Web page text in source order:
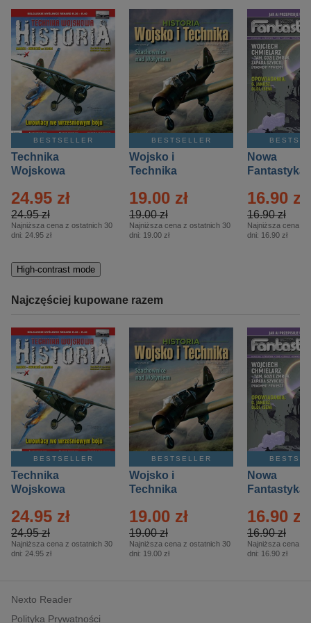
BESTSELLER
Technika
Wojskowa
– 2/2026
24.95 zł
24.95 zł
Najniższa cena z ostatnich 30
dni: 24.95 zł
BESTSELLER
Wojsko i
Technika
Specjalne –
Eprasa – 2/2026
19.00 zł
19.00 zł
Najniższa cena z ostatnich 30
dni: 19.00 zł
Nowa
Fantastyka
16.90 zł
16.90 zł
Najniższa cena z
dni: 16.90 zł
High-contrast mode
Najczęściej kupowane razem
BESTSELLER
Technika
Wojskowa
– 2/2026
24.95 zł
24.95 zł
Najniższa cena z ostatnich 30
dni: 24.95 zł
BESTSELLER
Wojsko i
Technika
Specjalne –
Eprasa – 2/2026
19.00 zł
19.00 zł
Najniższa cena z ostatnich 30
dni: 19.00 zł
Nowa
Fantastyka
16.90 zł
16.90 zł
Najniższa cena z
dni: 16.90 zł
Nexto Reader
Polityka Prywatności